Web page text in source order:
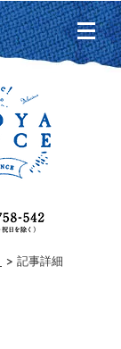
> 記事詳細